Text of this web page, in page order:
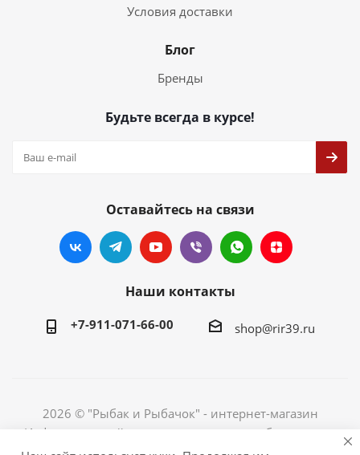
Условия доставки
Блог
Бренды
Будьте всегда в курсе!
Оставайтесь на связи
Наши контакты
+7-911-071-66-00 shop@rir39.ru
2026 © "Рыбак и Рыбачок" - интернет-магазин
Информация сайта защищена законом об авторских
правах. Индивидуальный предприниматель Рогов